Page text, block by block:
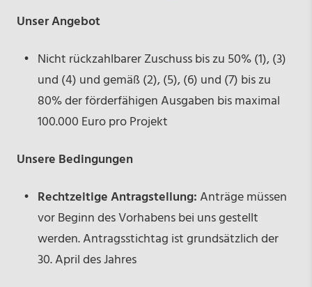
Unser Angebot
Nicht rückzahlbarer Zuschuss bis zu 50% (1), (3)
und (4) und gemäß (2), (5), (6) und (7) bis zu
80% der förderfähigen Ausgaben bis maximal
100.000 Euro pro Projekt
Unsere Bedingungen
Rechtzeitige Antragstellung:Anträge müssen
vor Beginn des Vorhabens bei uns gestellt
werden. Antragsstichtag ist grundsätzlich der
30. April des Jahres